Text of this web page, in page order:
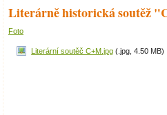
Literárně historická soutěž
Foto
Literární soutěč C+M.jpg (.jpg, 4.50 MB)